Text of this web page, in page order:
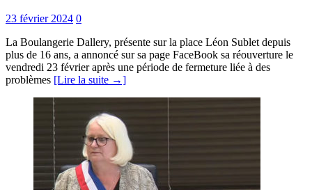
23 février 2024 0
La Boulangerie Dallery, présente sur la place Léon Sublet depuis
plus de 16 ans, a annoncé sur sa page FaceBook sa réouverture le
vendredi 23 février après une période de fermeture liée à des
problèmes [Lire la suite →]